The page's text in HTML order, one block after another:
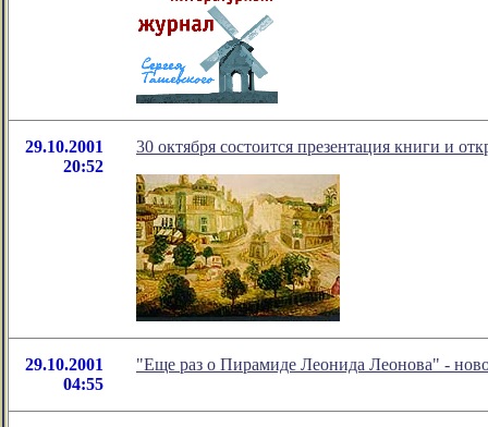
29.10.2001
20:52
30 октября состоится презентация книги и
29.10.2001
04:55
"Еще раз о Пирамиде Леонида Леонова" -